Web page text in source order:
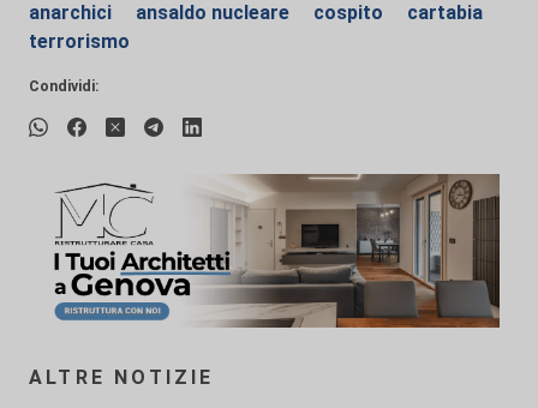
anarchici ansaldo nucleare cospito
cartabia
terrorismo
Condividi:
ALTRE NOTIZIE